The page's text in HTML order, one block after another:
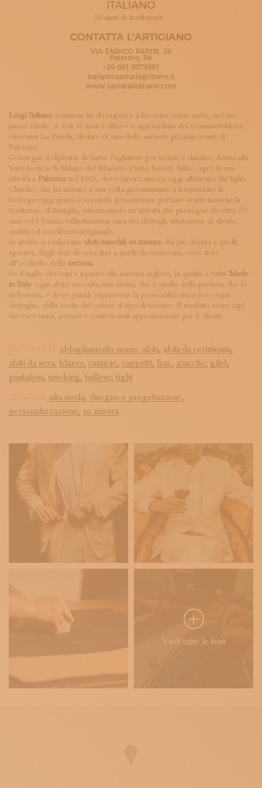
ISCRIVITI ALLA NEWSLETTER
LOGIN
ITALIANO
50 anni di tradizione
CONTATTA L'ARTIGIANO
VIA ENRICO PARISI, 38
Palermo, PA
+39 091.5073091
italiano.sartoria@libero.it
www.sartoriaitaliano.com
Luigi Italiano comincia fin da ragazzo a lavorare come sarto, nel suo
paese natale. A soli 16 anni è allievo e apprendista del Commendatore
Giovanni La Parola, titolare di una delle sartorie più importanti di
Palermo.
Consegue il diploma di Sarto Tagliatore per uomo e classico donna alla
Sartotecnica di Milano del Maestro Dante Saveri. Infine, apre la sua
attività a Palermo nel 1965, dove lavora ancora oggi affiancato dal figlio
Claudio, che ha iniziato a sua volta giovanissimo a frequentare la
bottega: oggi prima e seconda generazione portano avanti insieme la
tradizione di famiglia, valorizzando un’attività che prosegue da oltre 50
anni ed è basata sulla massima cura dei dettagli, attenzione al cliente,
qualità ed eccellenza artigianale.
In atelier si realizzano abiti maschili su misura: dai più classici a quelli
sportivi, dagli abiti da sera fino a quelli da cerimonia, vero fiore
all’occhiello della sartoria.
Se il taglio dei capi è ispirato alla sartoria inglese, la qualità è tutta Made
in Italy: ogni abito racconta una storia, che è quella della persona che lo
indosserà, e deve quindi esprimerne la personalità attraverso ogni
dettaglio, dalla scelta del colore al tipo di tessuto. Il risultato sono capi
davvero unici, pensati e confezionati appositamente per il cliente.
PRODOTTI: abbigliamento uomo, abiti, abiti da cerimonia,
abiti da sera, blazer, camicie, cappotti, frac, giacche, gilet,
pantaloni, smoking, tailleur, tight
SERVIZI: alta moda, disegno e progettazione,
personalizzazione, su misura
Vedi tutte le foto